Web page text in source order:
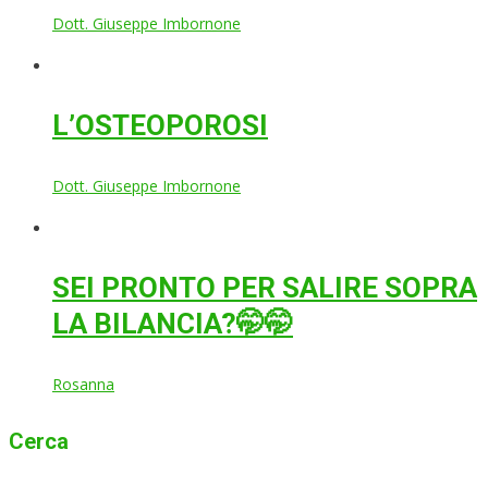
Dott. Giuseppe Imbornone
L’OSTEOPOROSI
Dott. Giuseppe Imbornone
SEI PRONTO PER SALIRE SOPRA
LA BILANCIA?🤭🤭
Rosanna
Cerca